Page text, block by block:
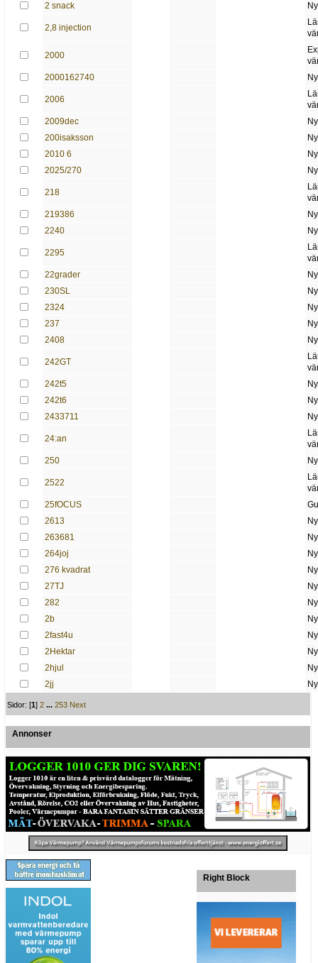
2 snack
2,8 injection
2000
2000162740
2006
2009dec
200isaksson
2010 6
2025/270
218
219386
2240
2295
22grader
230SL
2324
237
2408
242GT
242t5
242t6
2433711
24:an
250
2522
25fOCUS
2613
263681
264joj
276 kvadrat
27TJ
282
2b
2fast4u
2Hektar
2hjul
2jj
Sidor: [1]2 ...253 Next
Annonser
Right Block